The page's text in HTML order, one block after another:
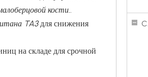
кости..
TA3для снижения
на складе для срочной